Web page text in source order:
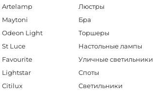
Artelamp
Maytoni
Odeon Light
St Luce
Favourite
Lightstar
Citilux
Люстры
Бра
Торшеры
Настольные лампы
Уличные светильники
Споты
Светильники